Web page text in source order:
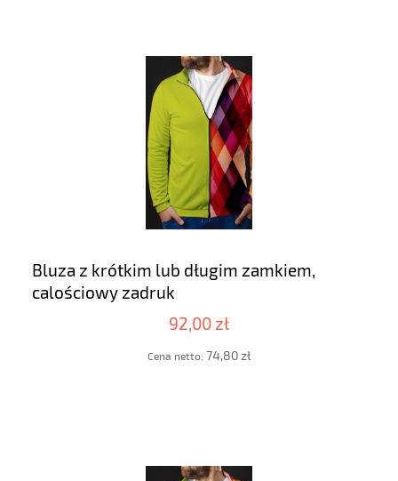
Bluza z krótkim lub długim zamkiem,
calościowy zadruk
92,00 zł
Cena netto: 74,80 zł